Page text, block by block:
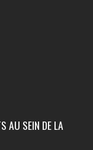
AU SEIN DE LA